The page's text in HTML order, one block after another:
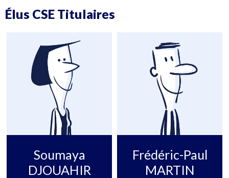
Élus CSE Titulaires
Soumaya
DJOUAHIR
Frédéric-Paul
MARTIN